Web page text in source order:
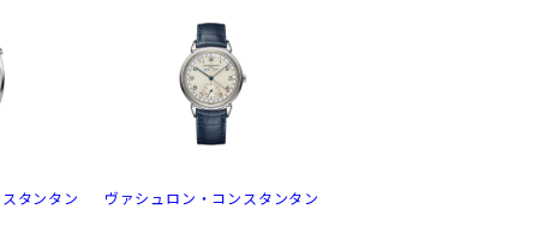
タンタン ヴァシュロン・コンスタンタン